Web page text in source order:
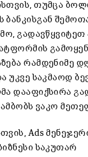
თუმცა
რამდენიმე
უკვე საკმაოდ
დააფიქსირა
ვაკო
Ads
საკუთარ